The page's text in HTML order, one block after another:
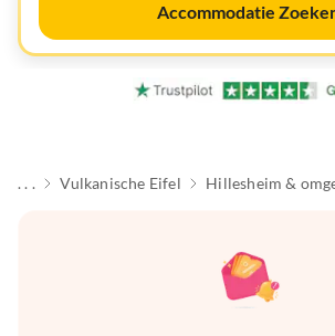
Accommodatie
. . . Vulkanische Eifel Hillesheim &